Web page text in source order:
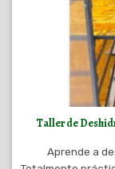
Taller de
Aprende a